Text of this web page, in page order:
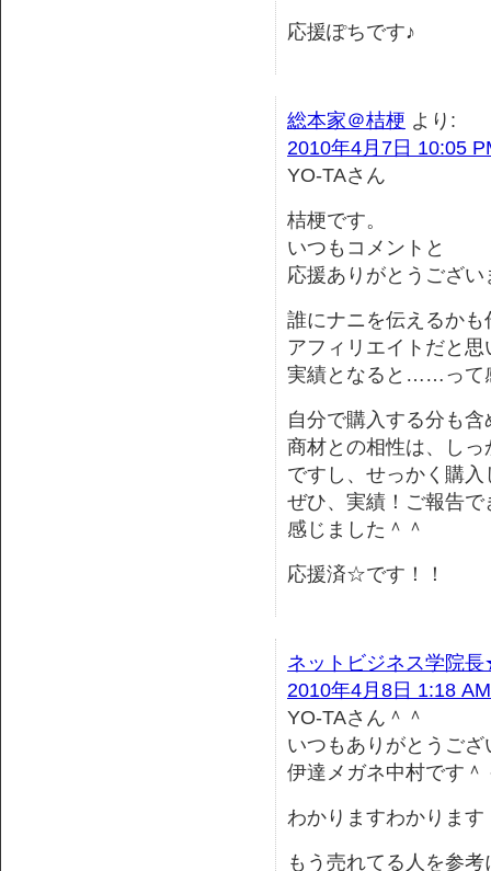
応援ぽちです♪
総本家＠桔梗 より:
2010年4月7日 10:05
YO-TAさん
桔梗です。
いつもコメントと
応援ありがとうござい
誰にナニを伝えるかも
アフィリエイトだと思
実績となると……って
自分で購入する分も含
商材との相性は、し
ですし、せっかく購
ぜひ、実績！ご報告
感じました＾＾
応援済☆です！！
ネットビジネス学院
2010年4月8日 1:18 AM
YO-TAさん＾＾
いつもありがとうござ
伊達メガネ中村です＾
わかりますわかります
もう売れてる人を参考